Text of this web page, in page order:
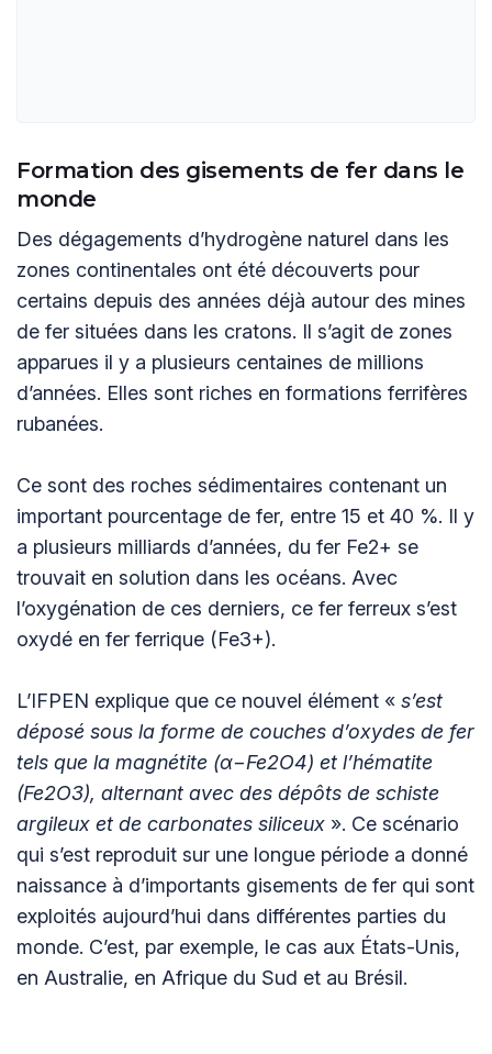
Formation des gisements de fer dans le
monde
Des dégagements d’hydrogène naturel dans les
zones continentales ont été découverts pour
certains depuis des années déjà autour des mines
de fer situées dans les cratons. Il s’agit de zones
apparues il y a plusieurs centaines de millions
d’années. Elles sont riches en formations ferrifères
rubanées.
Ce sont des roches sédimentaires contenant un
important pourcentage de fer, entre 15 et 40 %. Il y
a plusieurs milliards d’années, du fer Fe2+ se
trouvait en solution dans les océans. Avec
l’oxygénation de ces derniers, ce fer ferreux s’est
oxydé en fer ferrique (Fe3+).
L’IFPEN explique que ce nouvel élément « s’est
déposé sous la forme de couches d’oxydes de fer
tels que la magnétite (α−Fe2O4) et l’hématite
(Fe2O3), alternant avec des dépôts de schiste
argileux et de carbonates siliceux ». Ce scénario
qui s’est reproduit sur une longue période a donné
naissance à d’importants gisements de fer qui sont
exploités aujourd’hui dans différentes parties du
monde. C’est, par exemple, le cas aux États-Unis,
en Australie, en Afrique du Sud et au Brésil.